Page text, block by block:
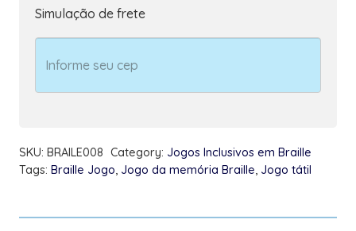
Acessibilidade
Super
Simulação de frete
SKU: BRAILE008 Category: Jogos Inclusivos em Braille
Tags: Braille Jogo, Jogo da memória Braille, Jogo tátil